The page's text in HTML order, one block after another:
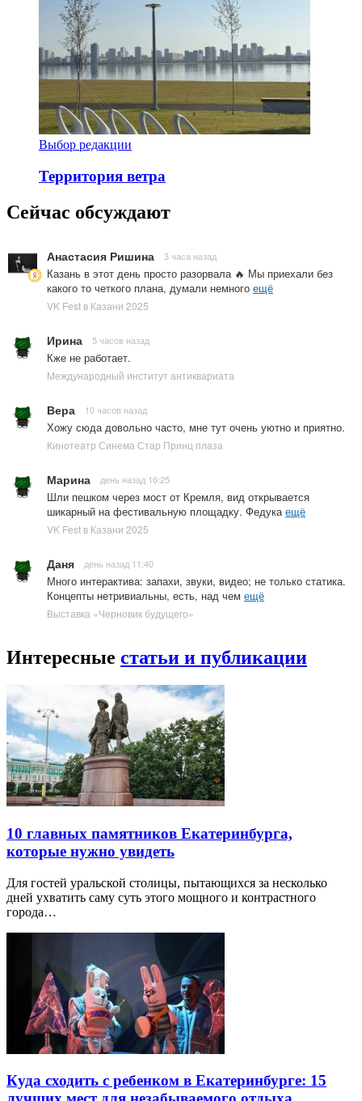
Выбор редакции
Территория ветра
Сейчас обсуждают
Анастасия Ришина 3 часа назад
Казань в этот день просто разорвала 🔥 Мы приехали без
какого то четкого плана, думали немного ещё
VK Fest в Казани 2025
Ирина 5 часов назад
Кже не работает.
Международный институт антиквариата
Вера 10 часов назад
Хожу сюда довольно часто, мне тут очень уютно и приятно.
Кинотеатр Синема Стар Принц плаза
Марина день назад 16:25
Шли пешком через мост от Кремля, вид открывается
шикарный на фестивальную площадку. Федукаещё
VK Fest в Казани 2025
Даня день назад 11:40
Много интерактива: запахи, звуки, видео; не только статика.
Концепты нетривиальны, есть, над чем ещё
Выставка «Черновик будущего»
Интересные статьи и публикации
10 главных памятников Екатеринбурга,
которые нужно увидеть
Для гостей уральской столицы, пытающихся за несколько
дней ухватить саму суть этого мощного и контрастного
города…
Куда сходить с ребенком в Екатеринбурге: 15